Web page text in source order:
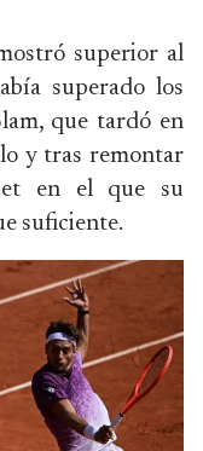
superior al
superado los
que tardó en
y tras remontar
en el que su
suficiente.